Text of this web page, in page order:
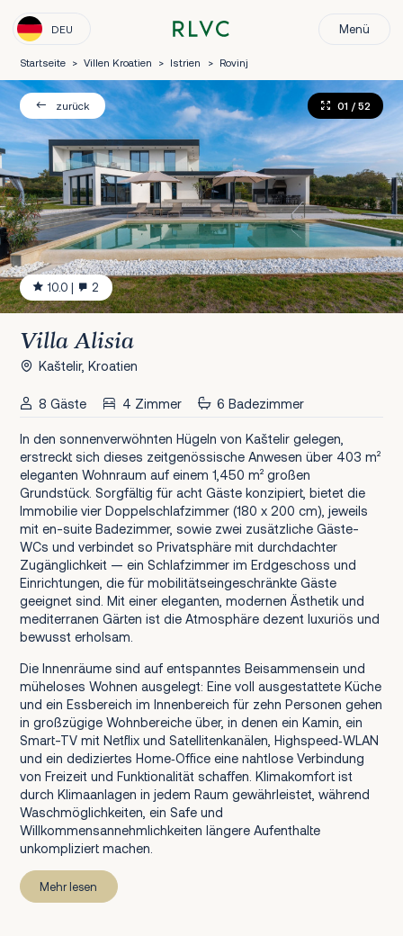
DEU Menü
Startseite > Villen Kroatien > Istrien > Rovinj
zurück
10.0 | 2
01 / 52
Villa Alisia
Kaštelir, Kroatien
8 Gäste 4 Zimmer 6 Badezimmer
In den sonnenverwöhnten Hügeln von Kaštelir gelegen,
erstreckt sich dieses zeitgenössische Anwesen über 403 m²
eleganten Wohnraum auf einem 1,450 m² großen
Grundstück. Sorgfältig für acht Gäste konzipiert, bietet die
Immobilie vier Doppelschlafzimmer (180 x 200 cm), jeweils
mit en-suite Badezimmer, sowie zwei zusätzliche Gäste-
WCs und verbindet so Privatsphäre mit durchdachter
Zugänglichkeit — ein Schlafzimmer im Erdgeschoss und
Einrichtungen, die für mobilitätseingeschränkte Gäste
geeignet sind. Mit einer eleganten, modernen Ästhetik und
mediterranen Gärten ist die Atmosphäre dezent luxuriös und
bewusst erholsam.
Die Innenräume sind auf entspanntes Beisammensein und
müheloses Wohnen ausgelegt: Eine voll ausgestattete Küche
und ein Essbereich im Innenbereich für zehn Personen gehen
in großzügige Wohnbereiche über, in denen ein Kamin, ein
Smart-TV mit Netflix und Satellitenkanälen, Highspeed‑WLAN
und ein dediziertes Home‑Office eine nahtlose Verbindung
von Freizeit und Funktionalität schaffen. Klimakomfort ist
durch Klimaanlagen in jedem Raum gewährleistet, während
Waschmöglichkeiten, ein Safe und
Willkommensannehmlichkeiten längere Aufenthalte
unkompliziert machen.
Mehr lesen